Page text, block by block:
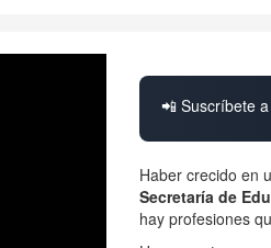
📲 Suscríbete
Haber crecido en
Secretaría de
hay profesiones